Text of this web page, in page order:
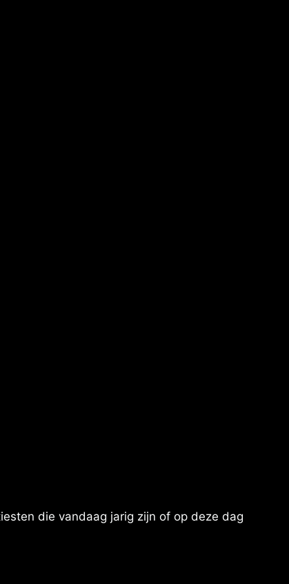
die vandaag jarig zijn of op deze dag